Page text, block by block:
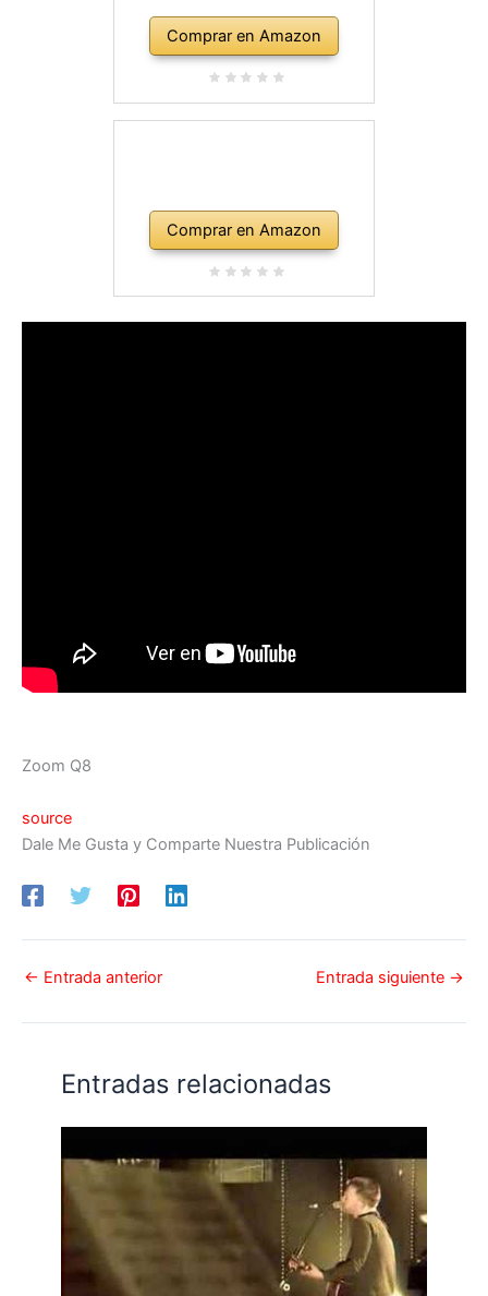
Comprar en Amazon
Comprar en Amazon
Zoom Q8
source
Dale Me Gusta y Comparte Nuestra Publicación
← Entrada anterior Entrada siguiente →
Entradas relacionadas